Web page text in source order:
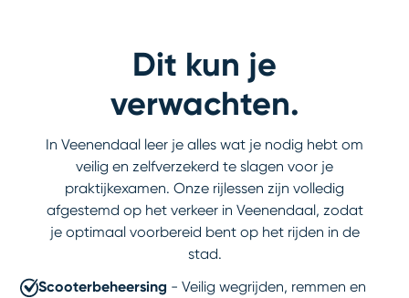
Dit kun je
verwachten.
In Veenendaal leer je alles wat je nodig hebt om
veilig en zelfverzekerd te slagen voor je
praktijkexamen. Onze rijlessen zijn volledig
afgestemd op het verkeer in Veenendaal, zodat
je optimaal voorbereid bent op het rijden in de
stad.
Scooterbeheersing - Veilig wegrijden, remmen en